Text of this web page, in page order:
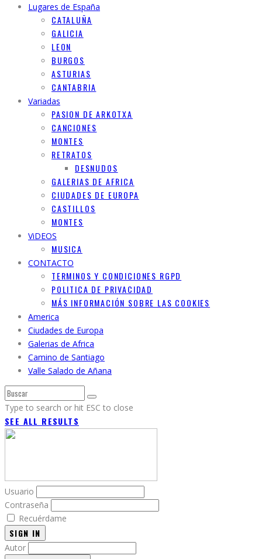
Lugares de España
CATALUÑA
GALICIA
LEON
BURGOS
ASTURIAS
CANTABRIA
Variadas
PASION DE ARKOTXA
CANCIONES
MONTES
RETRATOS
DESNUDOS
GALERIAS DE AFRICA
CIUDADES DE EUROPA
CASTILLOS
MONTES
ViDEOS
MUSICA
CONTACTO
TERMINOS Y CONDICIONES RGPD
POLITICA DE PRIVACIDAD
MÁS INFORMACIÓN SOBRE LAS COOKIES
America
Ciudades de Europa
Galerias de Africa
Camino de Santiago
Valle Salado de Añana
Type to search or hit ESC to close
SEE ALL RESULTS
Usuario
Contraseña
Recuérdame
SIGN IN
Autor